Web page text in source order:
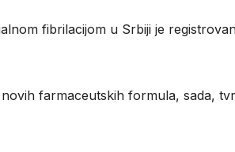
fibrilacijom u Srbiji je
farmaceutskih formula, sada,